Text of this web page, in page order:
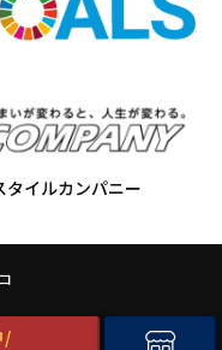
イルカンパニー
/